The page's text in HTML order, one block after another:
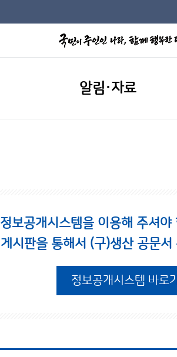
알림·자료
보공개시스템을 이용해 주셔
시판을 통해서 (구)생산 공문
정보공개시스템 바로